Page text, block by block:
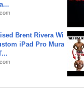
Brent Rivera Wi
iPad Pro Mura